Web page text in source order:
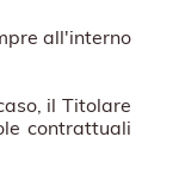
all'interno
il Titolare
contrattuali